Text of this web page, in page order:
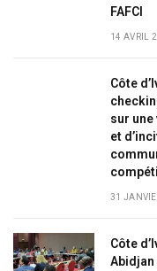
FAFCI
14 AVRIL
Côte
sur
et
31
Côte